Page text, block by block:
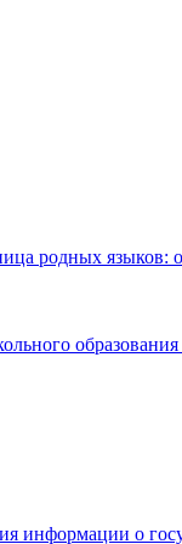
родных языков:
образования